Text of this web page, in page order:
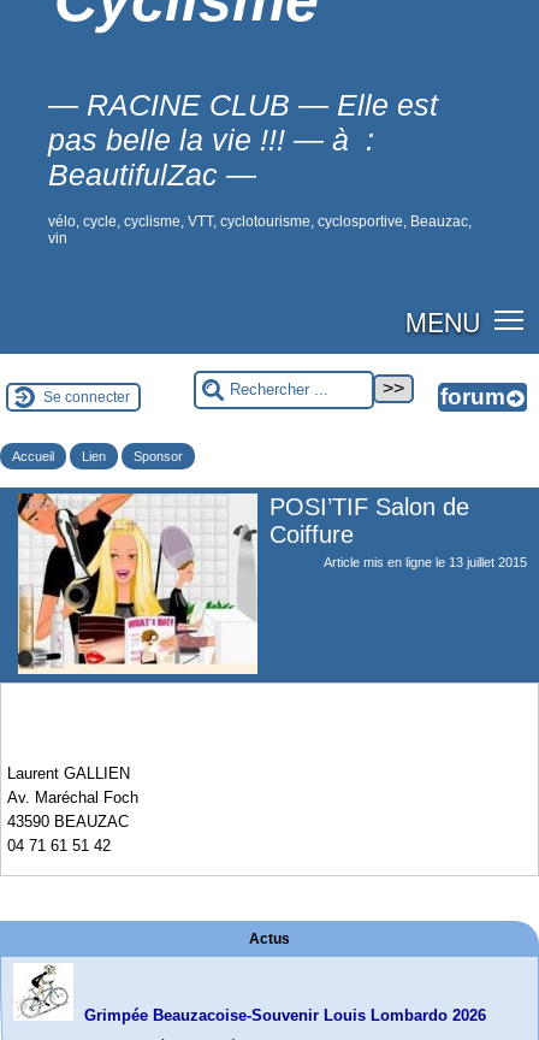
— RACINE CLUB — Elle est
pas belle la vie !!! — à :
BeautifulZac —
vélo, cycle, cyclisme, VTT, cyclotourisme, cyclosportive, Beauzac,
vin
MENU
Se connecter
Accueil Lien Sponsor
POSI’TIF Salon de
Coiffure
Article mis en ligne le 13 juillet 2015
Laurent GALLIEN
Av. Maréchal Foch
43590 BEAUZAC
04 71 61 51 42
Actus
Grimpée Beauzacoise-Souvenir Louis Lombardo 2026